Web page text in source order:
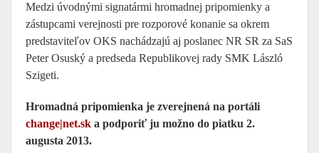
Medzi úvodnými signatármi hromadnej pripomienky a
zástupcami verejnosti pre rozporové konanie sa okrem
predstaviteľov OKS nachádzajú aj poslanec NR SR za SaS
Peter Osuský a predseda Republikovej rady SMK László
Szigeti.
Hromadná pripomienka je zverejnená na portáli
change|net.sk a podporiť ju možno do piatku 2.
augusta 2013.